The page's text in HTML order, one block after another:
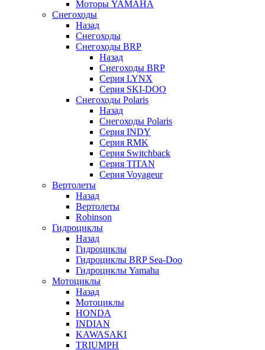
Моторы YAMAHA
Снегоходы
Назад
Снегоходы
Снегоходы BRP
Назад
Снегоходы BRP
Серия LYNX
Серия SKI-DOO
Снегоходы Polaris
Назад
Снегоходы Polaris
Серия INDY
Серия RMK
Серия Switchback
Серия TITAN
Серия Voyageur
Вертолеты
Назад
Вертолеты
Robinson
Гидроциклы
Назад
Гидроциклы
Гидроциклы BRP Sea-Doo
Гидроциклы Yamaha
Мотоциклы
Назад
Мотоциклы
HONDA
INDIAN
KAWASAKI
TRIUMPH